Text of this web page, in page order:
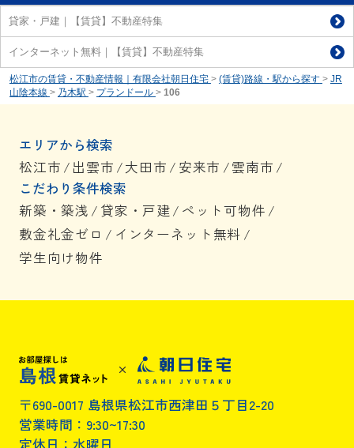
貸家・戸建｜【賃貸】不動産特集
インターネット無料｜【賃貸】不動産特集
松江市の賃貸・不動産情報｜有限会社朝日住宅 > (賃貸)路線・駅から探す > JR
山陰本線 > 乃木駅 > プランドール > 106
エリアから検索
松江市 / 出雲市 /大田市 / 安来市 /雲南市 /
こだわり条件検索
新築・築浅 / 貸家・戸建/ ペット可物件 /
敷金礼金ゼロ / インターネット無料 /
学生向け物件
〒690-0017 島根県松江市西津田５丁目2-20
営業時間：9:30~17:30
定休日：水曜日